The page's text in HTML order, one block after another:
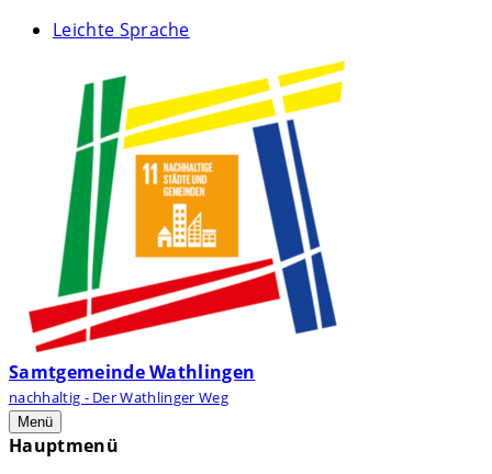
Leichte Sprache
Samtgemeinde Wathlingen
nachhaltig - Der Wathlinger Weg
Menü
Hauptmenü